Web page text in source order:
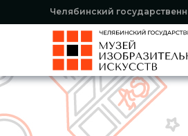
Челябинский